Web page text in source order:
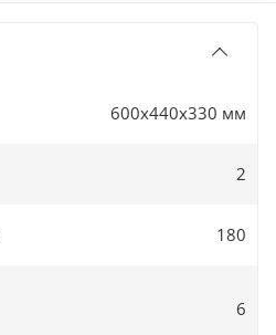
600x440x330 мм
2
180
6